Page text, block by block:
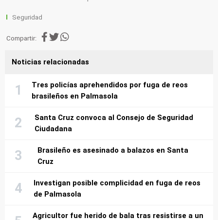
Seguridad
Compartir:
Noticias relacionadas
Tres policías aprehendidos por fuga de reos
brasileños en Palmasola
Santa Cruz convoca al Consejo de Seguridad
Ciudadana
Brasileño es asesinado a balazos en Santa
Cruz
Investigan posible complicidad en fuga de reos
de Palmasola
Agricultor fue herido de bala tras resistirse a un